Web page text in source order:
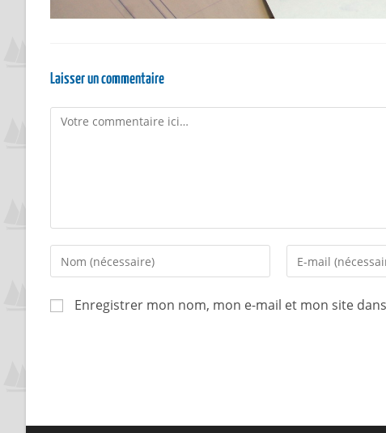
Laisser un commentaire
Enregistrer mon nom, mon e-mail et mon site